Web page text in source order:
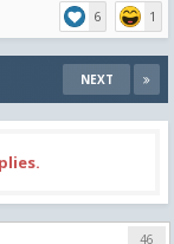
6 1
NEXT
46